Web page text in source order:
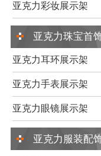
亚克力彩妆展示架
亚克力珠宝首
亚克力耳环展示架
亚克力手表展示架
亚克力眼镜展示架
亚克力服装配